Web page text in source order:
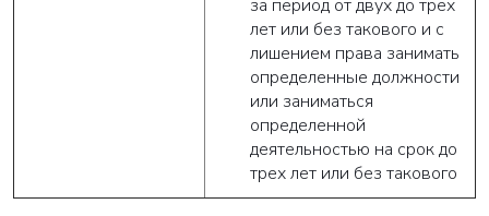
за период от двух до трех
лет или без такового и с
лишением права занимать
определенные должности
или заниматься
определенной
деятельностью на срок до
трех лет или без такового